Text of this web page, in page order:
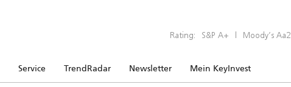
Rating: S&P A+ | Moody’s Aa2
Service TrendRadar Newsletter Mein KeyInvest